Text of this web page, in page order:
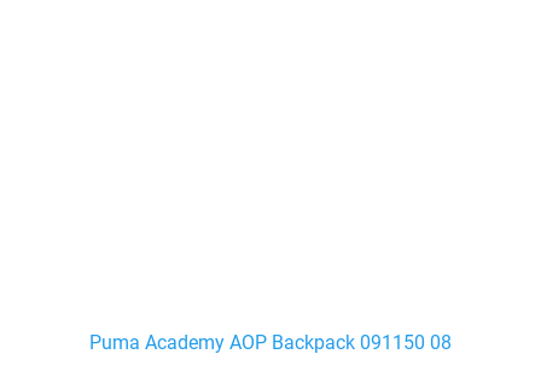
Puma Academy AOP Backpack 091150 08